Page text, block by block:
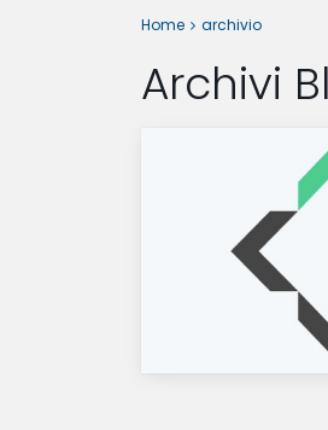
Home archivio
Archivi